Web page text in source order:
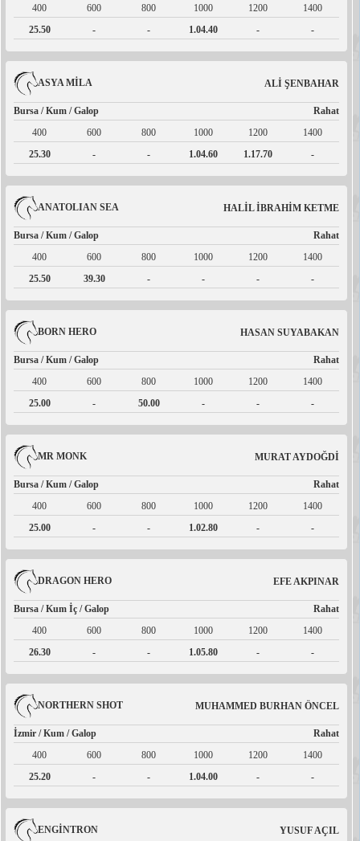
400
600 800 1000 1200
1400
25.50
- - 1.04.40 - -
ASYA MİLA ALİ ŞENBAHAR
Bursa / Kum / Galop
Rahat
400
600 800 1000 1200
1400
25.30
- - 1.04.60 1.17.70 -
ANATOLIAN SEA HALİL İBRAHİM KETME
Bursa / Kum / Galop
Rahat
400
600 800 1000 1200
1400
25.50
39.30 - - - -
BORN HERO HASAN SUYABAKAN
Bursa / Kum / Galop
Rahat
400
600 800 1000 1200
1400
25.00
- 50.00 - - -
MR MONK MURAT AYDOĞDİ
Bursa / Kum / Galop
Rahat
400
600 800 1000 1200
1400
25.00
- - 1.02.80 - -
DRAGON HERO EFE AKPINAR
Bursa / Kum İç / Galop
Rahat
400
600 800 1000 1200
1400
26.30
- - 1.05.80 - -
NORTHERN SHOT MUHAMMED BURHAN ÖNCEL
İzmir / Kum / Galop
Rahat
400
600 800 1000 1200
1400
25.20
- - 1.04.00 - -
ENGİNTRON YUSUF AÇIL